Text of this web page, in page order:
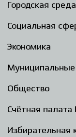
Городская среда
Социальная
Экономика
Муниципальные
Общество
Счётная палата
Избирательная